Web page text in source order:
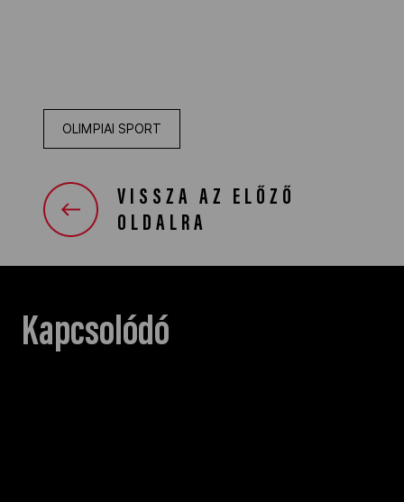
OLIMPIAI SPORT
VISSZA AZ ELŐZŐ
OLDALRA
Kapcsolódó